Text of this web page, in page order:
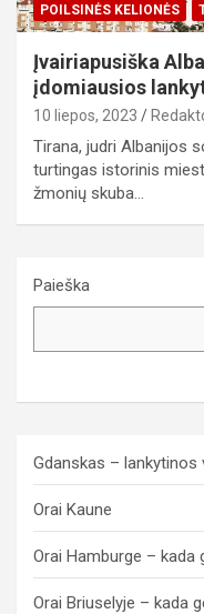
POILSINĖS KELIONĖS
Įvairiapusiška
įdomiausios
10 liepos, 2023
Tirana, judri Albanijos
turtingas istorinis
žmonių skuba…
Paieška
Gdanskas –
Orai Kaune
Orai Hamburge – kada
Orai Briuselyje – kada